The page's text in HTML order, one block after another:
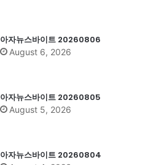
아자뉴스바이트 20260806
August 6, 2026
아자뉴스바이트 20260805
August 5, 2026
아자뉴스바이트 20260804